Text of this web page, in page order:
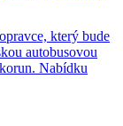
který bude
autobusovou
Nabídku